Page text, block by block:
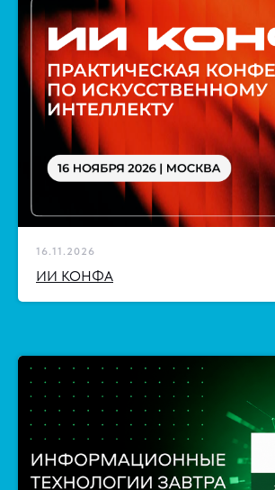
16.11.2026
ИИ КОНФА